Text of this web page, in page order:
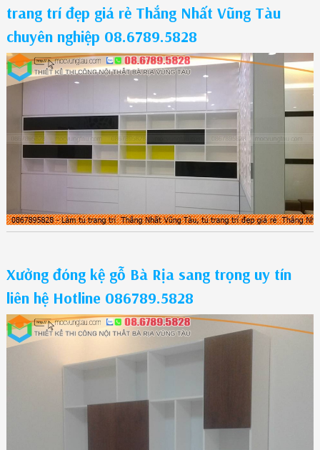
trang trí đẹp giá rẻ Thắng Nhất Vũng Tàu
chuyên nghiệp 08.6789.5828
Xưởng đóng kệ gỗ Bà Rịa sang trọng uy tín
liên hệ Hotline 086789.5828